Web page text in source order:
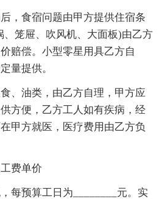
，食宿问题由甲方提供住宿条
、笼屉、吹风机、大面板)由乙方
赔偿。小型零星用具乙方自
量提供。
、油类，由乙方自理，甲方应
方便，乙方工人如有疾病，经
甲方就医，医疗费用由乙方负
费单价
每预算工日为________元。实